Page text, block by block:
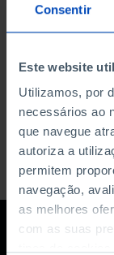
Consentir
Este website
Utilizamos, por
necessários ao
que navegue
autoriza a
permitem
navegação,
as melhores
com as suas
DATA DE FIM